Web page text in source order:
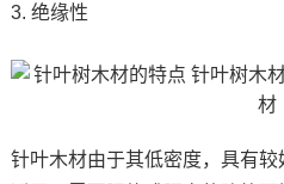
3. 绝缘性
针叶木材由于其低密度，具有较